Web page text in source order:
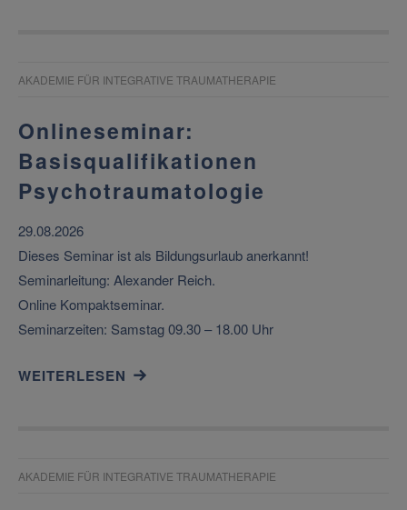
AKADEMIE FÜR INTEGRATIVE TRAUMATHERAPIE
Onlineseminar:
Basisqualifikationen
Psychotraumatologie
29.08.2026
Dieses Seminar ist als Bildungsurlaub anerkannt!
Seminarleitung: Alexander Reich.
Online Kompaktseminar.
Seminarzeiten: Samstag 09.30 – 18.00 Uhr
WEITERLESEN
AKADEMIE FÜR INTEGRATIVE TRAUMATHERAPIE